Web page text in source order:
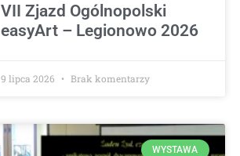
VII Zjazd Ogólnopolski
easyArt – Legionowo 2026
9 lipca 2026 Brak komentarzy
WYSTAWA